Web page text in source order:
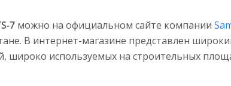
7 можно на официальном сайте компании
В интернет-магазине представлен
широко используемых на строительных